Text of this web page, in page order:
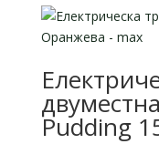
Pudding